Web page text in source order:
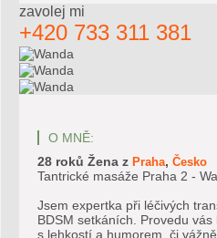
zavolej mi
+420 733 311 381
O MNĚ:
28 roků Žena z Praha, Česko
Tantrické masáže Praha 2 -
Jsem expertka při léčivých
BDSM setkáních. Provedu
s lehkostí a humorem, či